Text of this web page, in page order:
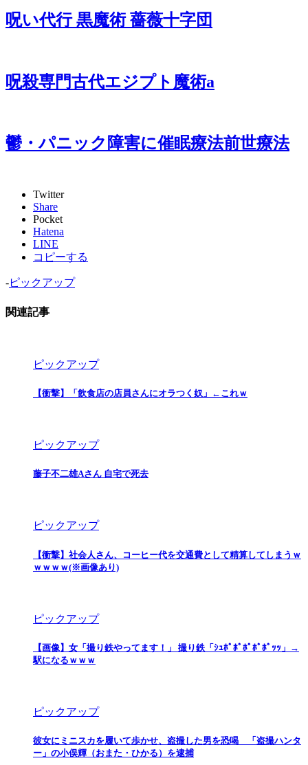
呪い代行 黒魔術 薔薇十字団
呪殺専門古代エジプト魔術a
鬱・パニック障害に催眠療法前世療法
Twitter
Share
Pocket
Hatena
LINE
コピーする
-ピックアップ
関連記事
ピックアップ
【衝撃】「飲食店の店員さんにオラつく奴」←これｗ
ピックアップ
藤子不二雄Aさん 自宅で死去
ピックアップ
【衝撃】社会人さん、コーヒー代を交通費として精算してしまうｗ
ｗｗｗｗ(※画像あり)
ピックアップ
【画像】女「撮り鉄やってます！」 撮り鉄「ｼｭﾎﾟﾎﾟﾎﾟﾎﾟﾎﾟｯｯ」→
駅になるｗｗｗ
ピックアップ
彼女にミニスカを履いて歩かせ、盗撮した男を恐喝 「盗撮ハンタ
ー」の小俣輝（おまた・ひかる）を逮捕